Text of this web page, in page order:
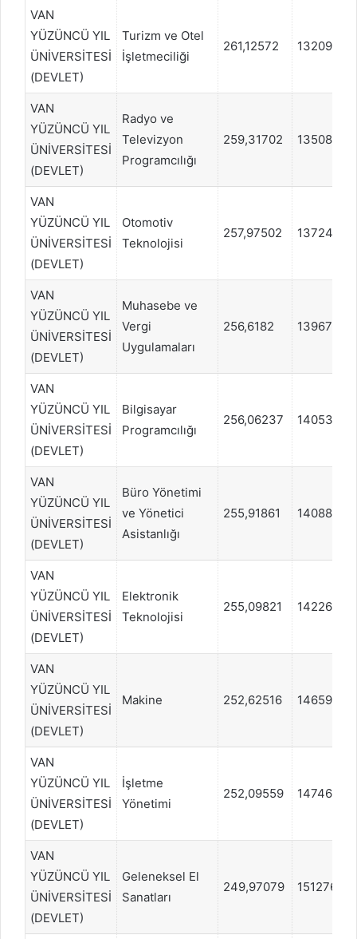
VAN
YÜZÜNCÜ YIL
ÜNİVERSİTESİ
(DEVLET)
Turizm ve Otel
İşletmeciliği
261,12572 1320923
VAN
YÜZÜNCÜ YIL
ÜNİVERSİTESİ
(DEVLET)
Radyo ve
Televizyon
Programcılığı
259,31702 1350828
VAN
YÜZÜNCÜ YIL
ÜNİVERSİTESİ
(DEVLET)
Otomotiv
Teknolojisi
257,97502 1372457
VAN
YÜZÜNCÜ YIL
ÜNİVERSİTESİ
(DEVLET)
Muhasebe ve
Vergi
Uygulamaları
256,6182 1396702
VAN
YÜZÜNCÜ YIL
ÜNİVERSİTESİ
(DEVLET)
Bilgisayar
Programcılığı
256,06237 1405361
VAN
YÜZÜNCÜ YIL
ÜNİVERSİTESİ
(DEVLET)
Büro Yönetimi
ve Yönetici
Asistanlığı
255,91861 1408825
VAN
YÜZÜNCÜ YIL
ÜNİVERSİTESİ
(DEVLET)
Elektronik
Teknolojisi
255,09821 1422679
VAN
YÜZÜNCÜ YIL
ÜNİVERSİTESİ
(DEVLET)
Makine 252,62516 1465974
VAN
YÜZÜNCÜ YIL
ÜNİVERSİTESİ
(DEVLET)
İşletme
Yönetimi
252,09559 1474633
VAN
YÜZÜNCÜ YIL
ÜNİVERSİTESİ
(DEVLET)
Geleneksel El
Sanatları
249,97079 1512762